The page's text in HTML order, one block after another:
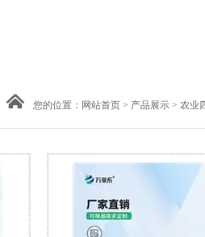
您的位置： 网站首页 > 产品展示 > 农业